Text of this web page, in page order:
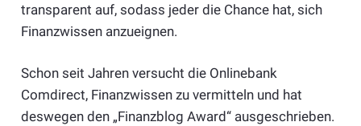
transparent auf, sodass jeder die Chance hat, sich
Finanzwissen anzueignen.
Schon seit Jahren versucht die Onlinebank
Comdirect, Finanzwissen zu vermitteln und hat
deswegen den „Finanzblog Award“ ausgeschrieben.